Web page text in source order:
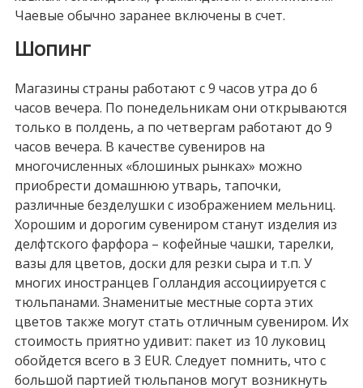
Чаевые обычно заранее включены в счет.
Шопинг
Магазины страны работают с 9 часов утра до 6
часов вечера. По понедельникам они открываются
только в полдень, а по четвергам работают до 9
часов вечера. В качестве сувениров на
многочисленных «блошиных рынках» можно
приобрести домашнюю утварь, тапочки,
различные безделушки с изображением мельниц.
Хорошим и дорогим сувениром станут изделия из
делфтского фарфора – кофейные чашки, тарелки,
вазы для цветов, доски для резки сыра и т.п. У
многих иностранцев Голландия ассоциируется с
тюльпанами. Знаменитые местные сорта этих
цветов также могут стать отличным сувениром. Их
стоимость приятно удивит: пакет из 10 луковиц
обойдется всего в 3 EUR. Следует помнить, что с
большой партией тюльпанов могут возникнуть